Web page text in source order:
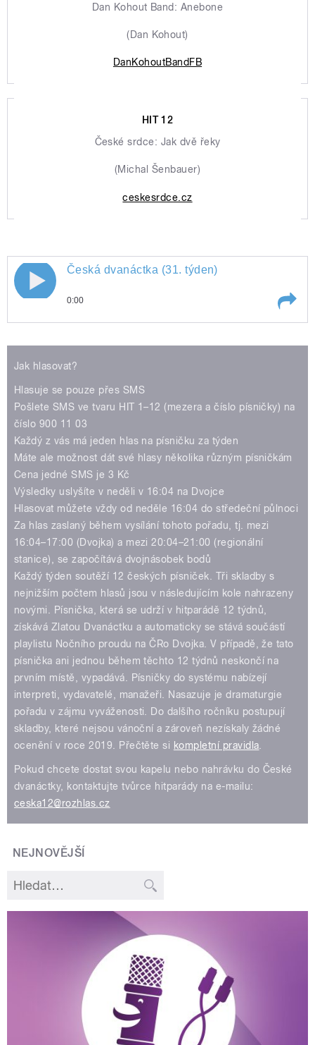
Dan Kohout Band: Anebone
(Dan Kohout)
DanKohoutBandFB
HIT 12
České srdce: Jak dvě řeky
(Michal Šenbauer)
ceskesrdce.cz
pause
Česká dvanáctka (31. týden)
0:00
Jak hlasovat?
Hlasuje se pouze přes SMS
Pošlete SMS ve tvaru HIT 1–12 (mezera a číslo písničky) na
číslo 900 11 03
Každý z vás má jeden hlas na písničku za týden
Máte ale možnost dát své hlasy několika různým písničkám
Cena jedné SMS je 3 Kč
Výsledky uslyšíte v neděli v 16:04 na Dvojce
Hlasovat můžete vždy od neděle 16:04 do středeční půlnoci
Za hlas zaslaný během vysílání tohoto pořadu, tj. mezi
16:04–17:00 (Dvojka) a mezi 20:04–21:00 (regionální
stanice), se započítává dvojnásobek bodů
Každý týden soutěží 12 českých písniček. Tři skladby s
nejnižším počtem hlasů jsou v následujícím kole nahrazeny
novými. Písnička, která se udrží v hitparádě 12 týdnů,
získává Zlatou Dvanáctku a automaticky se stává součástí
playlistu Nočního proudu na ČRo Dvojka. V případě, že tato
písnička ani jednou během těchto 12 týdnů neskončí na
prvním místě, vypadává. Písničky do systému nabízejí
interpreti, vydavatelé, manažeři. Nasazuje je dramaturgie
pořadu v zájmu vyváženosti. Do dalšího ročníku postupují
skladby, které nejsou vánoční a zároveň nezískaly žádné
ocenění v roce 2019. Přečtěte si kompletní pravidla
Pokud chcete dostat svou kapelu nebo nahrávku do České
dvanáctky, kontaktujte tvůrce hitparády na e-mailu:
ceska12@rozhlas.cz
NEJNOVĚJŠÍ